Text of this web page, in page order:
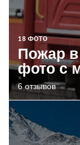
18 ФОТО
Пожар в
фото с
6 отзывов